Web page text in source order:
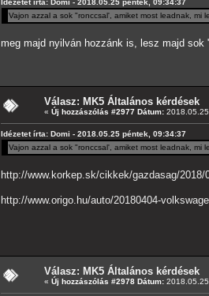
Idézetet írta: Domi - 2018.05.25 péntek, 09:34:37
Vajon azzal a sok "ronccsal', amiket most leadnak, mi
meg majd nyilván hozzánk is, lesz majd sok
Válasz: MK5 Általános kérdések
« Új hozzászólás #2977 Dátum:
Idézetet írta: Domi - 2018.05.25 péntek, 09:34:37
Vajon azzal a sok "ronccsal', amiket most leadnak, mi
http://www.korkep.sk/cikkek/gazdasag/
http://www.origo.hu/auto/20180404-
Válasz: MK5 Általános kérdések
« Új hozzászólás #2978 Dátum: